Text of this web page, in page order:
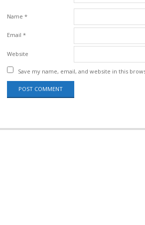
Name *
Email *
Website
Save my name, email, and website in this